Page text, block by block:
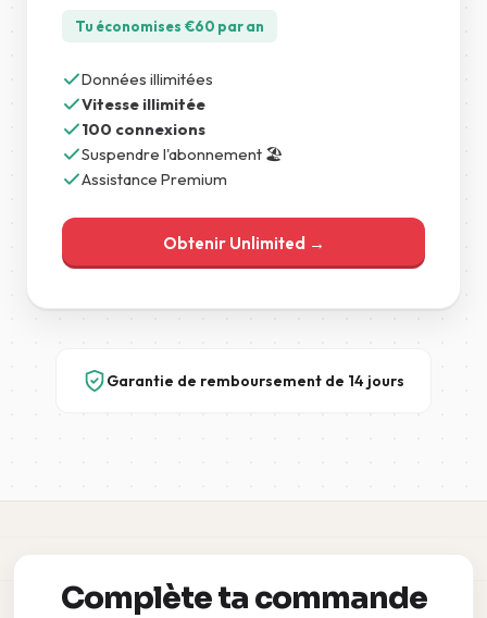
Tu économises €60 par an
Données illimitées
Vitesse illimitée
100 connexions
Suspendre l'abonnement 🏖️
Assistance Premium
Obtenir Unlimited →
Garantie de remboursement de 14 jours
Complète ta commande